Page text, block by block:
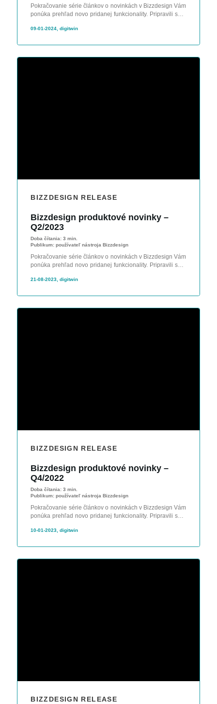
Pokračovanie série článkov o novinkách v Bizzdesign Vám
ponúka prehľad novo pridanej funkcionality. Pripravili sme
09-01-2024, digitwin
BIZZDESIGN RELEASE
Bizzdesign produktové novinky –
Q2/2023
Doba čítania: 3 min.
Publikum: používateľ nástroja Bizzdesign
Pokračovanie série článkov o novinkách v Bizzdesign Vám
ponúka prehľad novo pridanej funkcionality. Pripravili sme
21-08-2023, digitwin
BIZZDESIGN RELEASE
Bizzdesign produktové novinky –
Q4/2022
Doba čítania: 3 min.
Publikum: používateľ nástroja Bizzdesign
Pokračovanie série článkov o novinkách v Bizzdesign Vám
ponúka prehľad novo pridanej funkcionality. Pripravili sme
10-01-2023, digitwin
BIZZDESIGN RELEASE